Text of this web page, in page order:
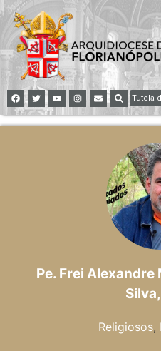
Tutela
Pe. Frei
Religiosos,